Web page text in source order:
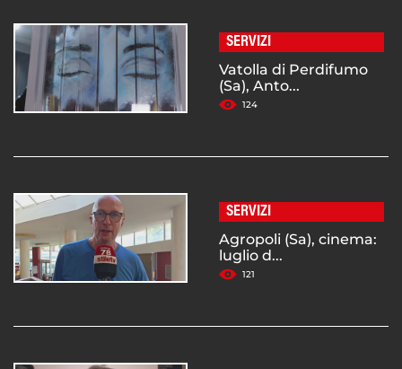
SERVIZI
Vatolla di Perdifumo
(Sa), Anto...
124
SERVIZI
Agropoli (Sa), cinema:
luglio d...
121